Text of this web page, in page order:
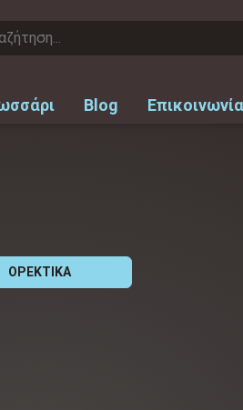
Blog Επικοινωνία
ΟΡΕΚΤΙΚΑ